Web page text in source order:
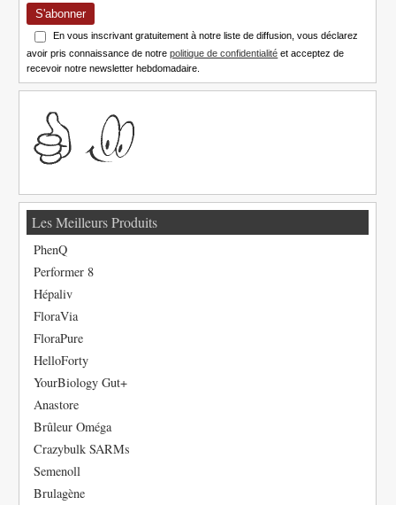
S'abonner
En vous inscrivant gratuitement à notre liste de diffusion, vous déclarez
avoir pris connaissance de notrepolitique de confidentialité et acceptez de
recevoir notre newsletter hebdomadaire.
Les Meilleurs Produits
PhenQ
Performer 8
Hépaliv
FloraVia
FloraPure
HelloForty
YourBiology Gut+
Anastore
Brûleur Oméga
Crazybulk SARMs
Semenoll
Brulagène